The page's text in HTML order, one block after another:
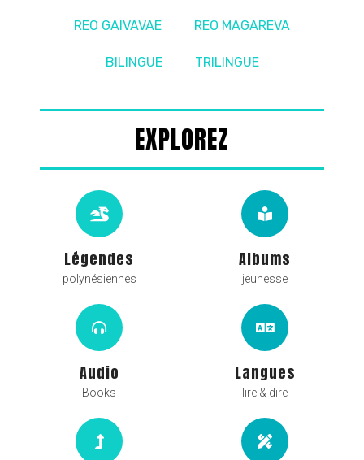
REO GAIVAVAE REO MAGAREVA
BILINGUE TRILINGUE
EXPLOREZ
Légendes
polynésiennes
Albums
jeunesse
Audio
Books
Langues
lire & dire